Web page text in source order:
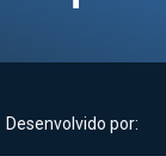
Desenvolvido por: